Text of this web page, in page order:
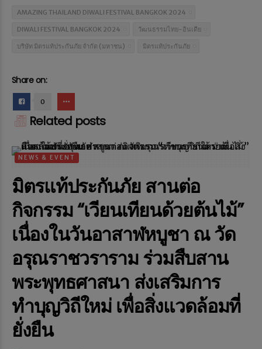
AMAZING THAILAND DIWALI FESTIVAL BANGKOK 2024
DIWALI FESTIVAL BANGKOK 2024 วัฒนธรรมไทย-อินเดีย
บริษัท มิตรแท้ประกันภัย จำกัด (มหาชน) มิตรแท้ประกันภัย
Share on:
0
Related posts
NEWS & EVENT
มิตรแท้ประกันภัย สานต่อ
กิจกรรม “เวียนเทียนด้วยต้นไม้”
เนื่องในวันอาสาฬหบูชา ณ วัด
อรุณราชวราราม ร่วมสืบสาน
พระพุทธศาสนา ส่งเสริมการ
ทำบุญวิถีใหม่ เพื่อสิ่งแวดล้อมที่
ยั่งยืน